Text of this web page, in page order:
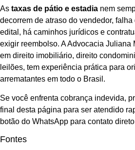
As taxas de pátio e estadia nem
decorrem de atraso do vendedor,
edital, há caminhos jurídicos e
exigir reembolso. A Advocacia Juliana
em direito imobiliário, direito
leilões, tem experiência prática para
arrematantes em todo o Brasil.
Se você enfrenta cobrança indevida,
final desta página para ser atendido
botão do WhatsApp para contato
Fontes